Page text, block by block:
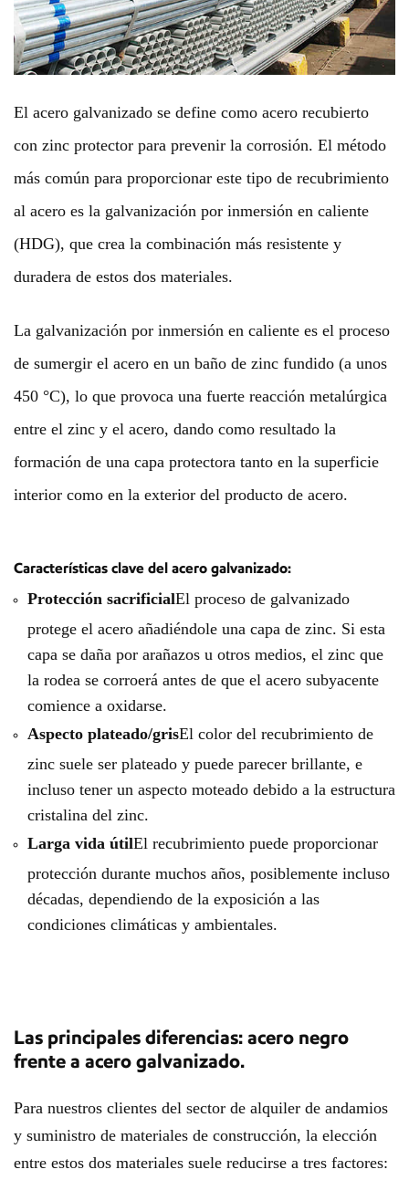
El acero galvanizado se define como acero recubierto
con zinc protector para prevenir la corrosión. El método
más común para proporcionar este tipo de recubrimiento
al acero es la galvanización por inmersión en caliente
(HDG), que crea la combinación más resistente y
duradera de estos dos materiales.
La galvanización por inmersión en caliente es el proceso
de sumergir el acero en un baño de zinc fundido (a unos
450 °C), lo que provoca una fuerte reacción metalúrgica
entre el zinc y el acero, dando como resultado la
formación de una capa protectora tanto en la superficie
interior como en la exterior del producto de acero.
Características clave del acero galvanizado:
Protección sacrificialEl proceso de galvanizado
protege el acero añadiéndole una capa de zinc. Si esta
capa se daña por arañazos u otros medios, el zinc que
la rodea se corroerá antes de que el acero subyacente
comience a oxidarse.
Aspecto plateado/grisEl color del recubrimiento de
zinc suele ser plateado y puede parecer brillante, e
incluso tener un aspecto moteado debido a la estructura
cristalina del zinc.
Larga vida útilEl recubrimiento puede proporcionar
protección durante muchos años, posiblemente incluso
décadas, dependiendo de la exposición a las
condiciones climáticas y ambientales.
Las principales diferencias: acero negro
frente a acero galvanizado.
Para nuestros clientes del sector de alquiler de andamios
y suministro de materiales de construcción, la elección
entre estos dos materiales suele reducirse a tres factores: